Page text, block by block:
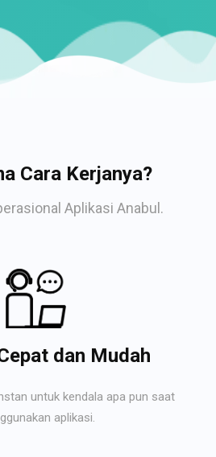
Cara Kerjanya?
Aplikasi Anabul.
dan Mudah
untuk kendala apa pun saat
aplikasi.